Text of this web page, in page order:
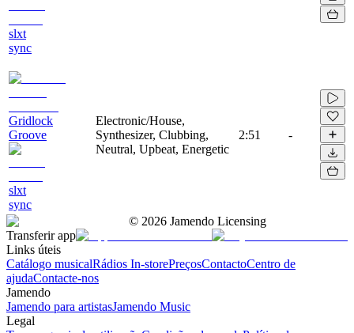
slxt
sync
Gridlock
Groove
slxt
sync
Electronic/House,
Synthesizer, Clubbing,
Neutral, Upbeat, Energetic
2:51 -
© 2026 Jamendo Licensing
Transferir app
Links úteis
Catálogo musicalRádios In-storePreçosContactoCentro de
ajudaContacte-nos
Jamendo
Jamendo para artistasJamendo Music
Legal